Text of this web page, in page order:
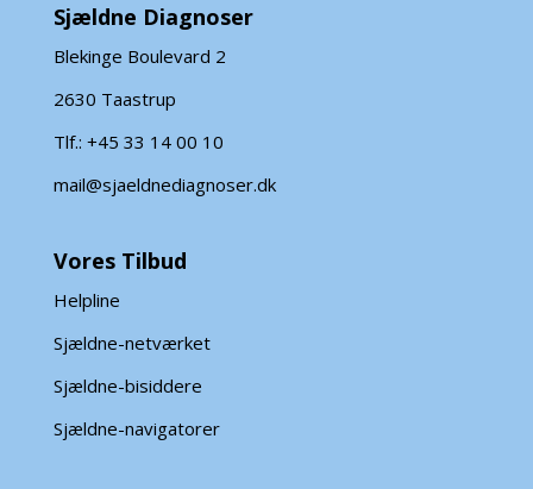
Sjældne Diagnoser
Blekinge Boulevard 2
2630 Taastrup
Tlf.: +45 33 14 00 10
mail@sjaeldnediagnoser.dk
Vores Tilbud
Helpline
Sjældne-netværket
Sjældne-bisiddere
Sjældne-navigatorer